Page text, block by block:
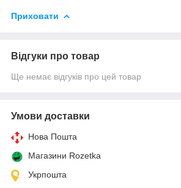
Приховати
Відгуки про товар
Ще немає відгуків про цей товар
Умови доставки
Нова Пошта
Магазини Rozetka
Укрпошта